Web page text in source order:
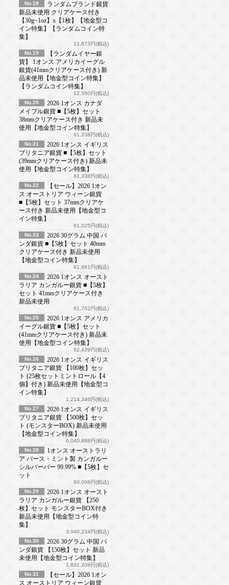
No.18
ランダムブランド銀貨
新品未使用 クリアケース付き
【30g~1oz】x【1枚】【地金型コ
イン特集】【ランダムコイン特
集】
11,873円(税込)
No.19
【ランダムイヤー銀
貨】 1オンス アメリカイーグル
銀貨(41mmクリアケース付き) 新
品未使用【地金型コイン特集】
【ランダムコイン特集】
12,550円(税込)
No.20
2026 1オンス カナダ
メイプル銀貨 ■【5枚】セット
38mmクリアケース付き 新品未
使用【地金型コイン特集】
61,338円(税込)
No.21
2026 1オンス イギリス
ブリタニア銀貨 ■【5枚】セット
(39mmクリアケース付き) 新品未
使用【地金型コイン特集】
61,338円(税込)
No.22
【セール】2026 1オン
ス オーストリア ウィーン銀貨
■【5枚】セット 37mmクリアケ
ース付き 新品未使用【地金型コ
イン特集】
61,025円(税込)
No.23
2026 30グラム 中国 パ
ンダ銀貨 ■【5枚】セット 40mm
クリアケース付き 新品未使用
【地金型コイン特集】
61,661円(税込)
No.24
2026 1オンス オースト
ラリア カンガルー銀貨 ■【5枚】
セット 41mmクリアケース付き
新品未使用
61,702円(税込)
No.25
2026 1オンス アメリカ
イーグル銀貨 ■【5枚】セット
(41mmクリアケース付き) 新品未
使用【地金型コイン特集】
62,439円(税込)
No.26
2026 1オンス イギリス
ブリタニア銀貨 【100枚】セッ
ト (25枚セットミントロール【4
個】付き) 新品未使用【地金型コ
イン特集】
1,214,346円(税込)
No.27
2026 1オンス イギリス
ブリタニア銀貨 【500枚】セッ
ト (モンスターBOX) 新品未使用
【地金型コイン特集】
6,040,888円(税込)
No.28
1オンス オーストラリ
ア パース・ミント製 カンガルー
シルバーバー 99.99% ■【5枚】セ
ット
60,006円(税込)
No.29
2026 1オンス オースト
ラリア カンガルー銀貨 【250
枚】セット モンスターBOX付き
新品未使用【地金型コイン特
集】
3,040,234円(税込)
No.30
2026 30グラム 中国 パ
ンダ銀貨 【150枚】セット 新品
未使用【地金型コイン特集】
1,831,208円(税込)
No.31
【セール】2026 1オン
ス オーストリア ウィーン銀貨